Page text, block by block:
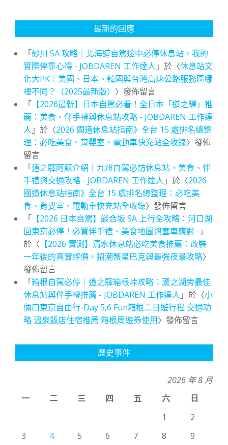
最新的回應
「砂川 SA 攻略｜北海道自駕途中必停休息站，我的
實際停靠心得 - JOBDAREN 工作達人 」於〈休息站文
化大PK｜美國、日本、韓國與台灣高速公路服務區哪
裡不同？（2025最新版） 〉發佈留言
「 【2026最新】日本自駕必看！全日本「道之驛」推
薦：美食、伴手禮與休息站攻略 - JOBDAREN 工作達
人 」於〈2026 國道休息站指南》全台 15 處排名總整
理：必吃美食、育嬰室、電動車快充站全收錄〉發佈
留言
「道之驛阿蘇介紹｜九州自駕必訪休息站，美食、伴
手禮與交通攻略 - JOBDAREN 工作達人 」於〈2026
國道休息站指南》全台 15 處排名總整理：必吃美
食、育嬰室、電動車快充站全收錄〉發佈留言
「 【2026 日本自駕】談合坂 SA 上行全攻略：河口湖
回東京必停！必買伴手禮、美食地圖與塞車應對 - 」
於〈 【2026 實測】清水休息站必吃美食推薦：改裝
一年後的真實評價，招潮蟹星巴克與最強夜景攻略〉
發佈留言
「箱根自駕必停｜道之驛箱根峠攻略：蘆之湖旁最佳
休息站與伴手禮推薦 - JOBDAREN 工作達人 」於〈小
倆口東京自由行-Day 5,6 Fun箱根二日遊行程 交通功
略 溫泉飯店住宿推薦 箱根周遊券使用〉發佈留言
歷史事件
2026 年 8 月
一
二 三 四 五 六
日
1
2
3
4 5 6 7 8
9